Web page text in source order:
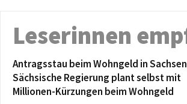
Leserinnen
Antragsstau beim Wohngeld in
Sächsische Regierung plant selbst mit
Millionen-Kürzungen beim Wohngeld